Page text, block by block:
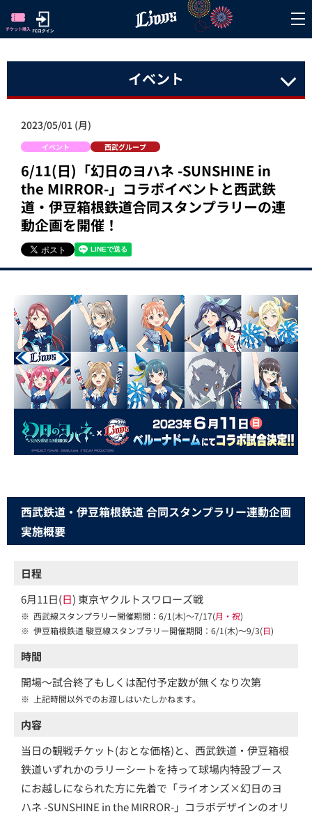
イベント
2023/05/01 (月)
イベント 西武グループ
6/11(日)「幻日のヨハネ -SUNSHINE in
the MIRROR-」コラボイベントと西武鉄
道・伊豆箱根鉄道合同スタンプラリーの連
動企画を開催！
西武鉄道・伊豆箱根鉄道 合同スタンプラリー連動企画
実施概要
日程
6月11日(日) 東京ヤクルトスワローズ戦
※ 西武線スタンプラリー開催期間：6/1(木)～7/17(月・祝)
※ 伊豆箱根鉄道 駿豆線スタンプラリー開催期間：6/1(木)～9/3(日)
時間
開場～試合終了もしくは配付予定数が無くなり次第
※ 上記時間以外でのお渡しはいたしかねます。
内容
当日の観戦チケット(おとな価格)と、西武鉄道・伊豆箱根
鉄道いずれかのラリーシートを持って球場内特設ブース
にお越しになられた方に先着で「ライオンズ×幻日のヨ
ハネ -SUNSHINE in the MIRROR-」コラボデザインのオリ